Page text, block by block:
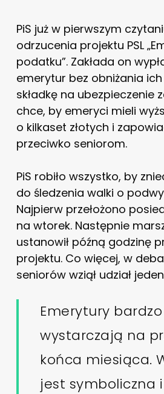
PiS już w pierwszym
odrzucenia projektu PSL
podatku”. Zakłada on
emerytur bez obniżania
składkę na ubezpieczenie
chce, by emeryci mieli
o kilkaset złotych i
przeciwko seniorom.
PiS robiło wszystko, by
do śledzenia walki o
Najpierw przełożono
na wtorek. Następnie
ustanowił późną godzinę
projektu. Co więcej, w
seniorów wziął udział jeden
Emerytury
wystarczają na
końca miesiąca.
jest symboliczna